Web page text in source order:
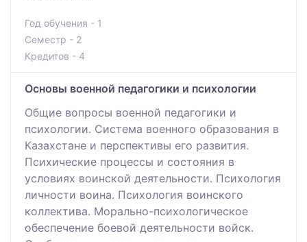
Год обучения - 1
Семестр - 2
Кредитов - 4
Основы военной педагогики и психологии
Общие вопросы военной педагогики и
психологии. Система военного образования в
Казахстане и перспективы его развития.
Психические процессы и состояния в
условиях воинской деятельности. Психология
личности воина. Психология воинского
коллектива. Морально-психологическое
обеспечение боевой деятельности войск.